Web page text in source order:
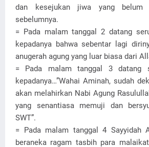
dan kesejukan jiwa yang belum
sebelumnya.
= Pada malam tanggal 2 datang
kepadanya bahwa sebentar lagi
anugerah agung yang luar biasa dari
= Pada malam tanggal 3 datang
kepadanya…”Wahai Aminah, sudah
akan melahirkan Nabi Agung
yang senantiasa memuji dan
SWT”.
= Pada malam tanggal 4 Sayyidah
beraneka ragam tasbih para